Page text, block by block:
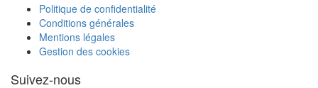
Politique de confidentialité
Conditions générales
Mentions légales
Gestion des cookies
Suivez-nous